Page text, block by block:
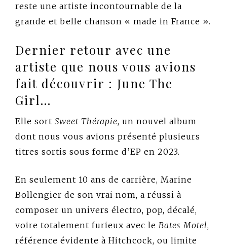
reste une artiste incontournable de la
grande et belle chanson « made in France ».
Dernier retour avec une
artiste que nous vous avions
fait découvrir : June The
Girl…
Elle sort Sweet Thérapie, un nouvel album
dont nous vous avions présenté plusieurs
titres sortis sous forme d’EP en 2023.
En seulement 10 ans de carrière, Marine
Bollengier de son vrai nom, a réussi à
composer un univers électro, pop, décalé,
voire totalement furieux avec le Bates Motel,
référence évidente à Hitchcock, ou limite